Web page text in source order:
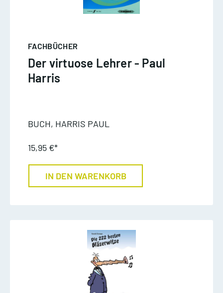
FACHBÜCHER
Der virtuose Lehrer - Paul
Harris
BUCH, HARRIS PAUL
15,95 €*
IN DEN WARENKORB